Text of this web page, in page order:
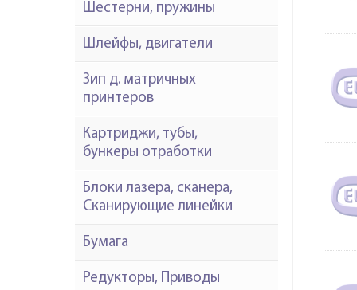
Шестерни, пружины
Шлейфы, двигатели
Зип д. матричных
принтеров
Картриджи, тубы,
бункеры отработки
Блоки лазера, сканера,
Сканирующие линейки
Бумага
Редукторы, Приводы